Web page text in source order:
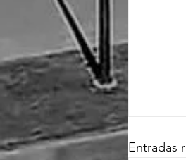
Entradas